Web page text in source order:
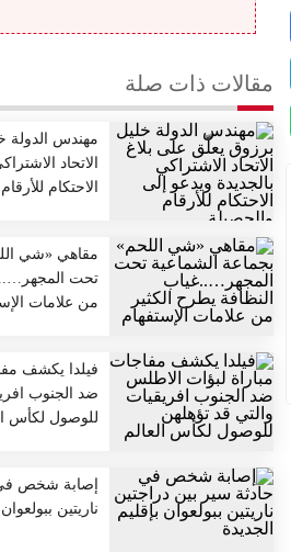
مقالات ذات صلة
مهندس الدولة
الاتحاد
الاحتكام
مقاهي «شي
تحت
من علامات
ضد الجنوب
للوصول لكأس
إصابة شخص في
ناريتين